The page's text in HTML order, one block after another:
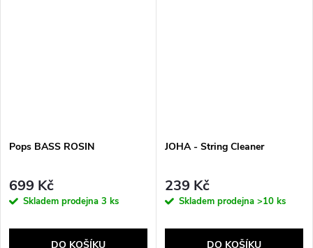
Pops BASS ROSIN
699 Kč
Skladem prodejna 3 ks
DO KOŠÍKU
JOHA - String Cleaner
239 Kč
Skladem prodejna >10 ks
DO KOŠÍKU